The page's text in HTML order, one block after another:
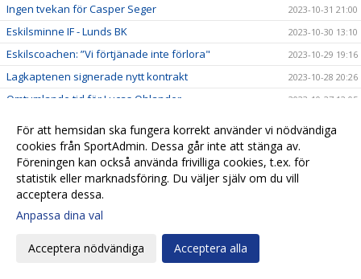
Ingen tvekan för Casper Seger 2023-10-31 21:00
Eskilsminne IF - Lunds BK 2023-10-30 13:10
Eskilscoachen: ”Vi förtjänade inte förlora" 2023-10-29 19:16
Lagkaptenen signerade nytt kontrakt 2023-10-28 20:26
Omtumlande tid för Lucas Ohlander 2023-10-27 12:05
Josef Getachew fortsätter i Eskils 2023-10-25 09:50
Falkenbergs FF - Eskilsminne IF 2023-10-23 12:30
Ineffektivt Eskils föll igen
Eskilscoachen varnar för Ahlafors motivation
Lamin Sarr: ”Nyttigt för mig att spela i Eskils"
Eskilsminne IF - Ahlafors IF
För att hemsidan ska fungera korrekt använder vi nödvändiga
cookies från SportAdmin. Dessa går inte att stänga av.
Föreningen kan också använda frivilliga cookies, t.ex. för
statistik eller marknadsföring. Du väljer själv om du vill
acceptera dessa.
Anpassa dina val
Acceptera nödvändiga Acceptera alla